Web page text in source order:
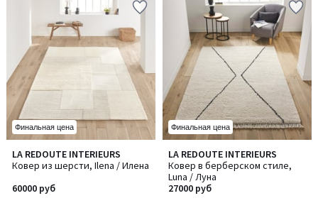
Финальная цена
LA REDOUTE INTERIEURS
Ковер из шерсти, Ilena / Илена
60000 руб
4,1
/ 5
Финальная цена
LA REDOUTE INTERIEURS
Ковер в берберском стиле,
Luna / Луна
27000 руб
4,7
/ 5